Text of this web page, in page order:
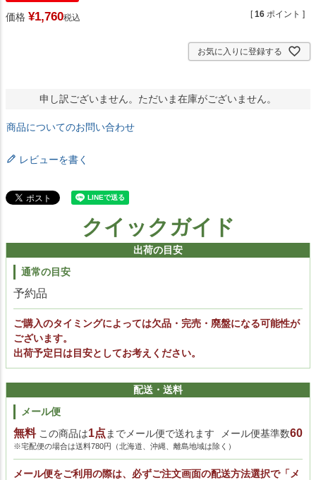
価格 ¥1,760税込 [16 ポイント ]
お気に入りに登録する
申し訳ございません。ただいま在庫がございません。
商品についてのお問い合わせ
レビューを書く
クイックガイド
出荷の目安
通常の目安
予約品
ご購入のタイミングによっては欠品・完売・廃盤になる可能性が
ございます。
出荷予定日は目安としてお考えください。
配送・送料
メール便
無料この商品は1点 までメール便で送れます メール便基準数60
※宅配便の場合は送料780円（北海道、沖縄、離島地域は除く）
メール便をご利用の際は、必ずご注文画面の配送方法選択で「メ